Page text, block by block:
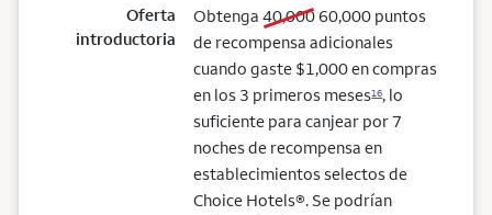
Oferta
introductoria
Obtenga40,000old bonus
60,000new bonus
puntos
de recompensa adicionales
cuando gaste $1,000 en compras
en los 3 primeros meses16, lo
suficiente para canjear por 7
noches de recompensa en
establecimientos selectos de
Choice Hotels®. Se podrían